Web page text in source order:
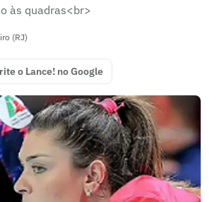
às quadras<br>
(RJ)
o Lance! no Google